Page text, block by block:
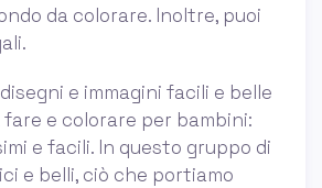
da colorare. Inoltre, puoi
e immagini facili e belle
fare e colorare per bambini:
e facili. In questo gruppo di
e belli, ciò che portiamo